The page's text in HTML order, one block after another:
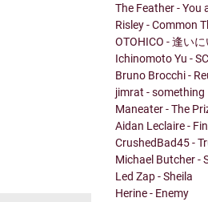
The Feather - You
Risley - Common
OTOHICO - 逢い
Ichinomoto Yu -
Bruno Brocchi -
jimrat - something
Maneater - The
Aidan Leclaire -
CrushedBad45 -
Michael Butcher -
Led Zap - Sheila
Herine - Enemy